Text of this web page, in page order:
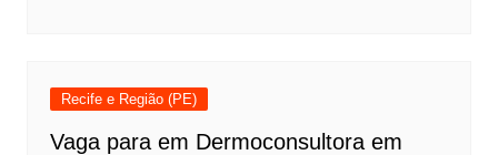
Recife e Região (PE)
Vaga para em Dermoconsultora em